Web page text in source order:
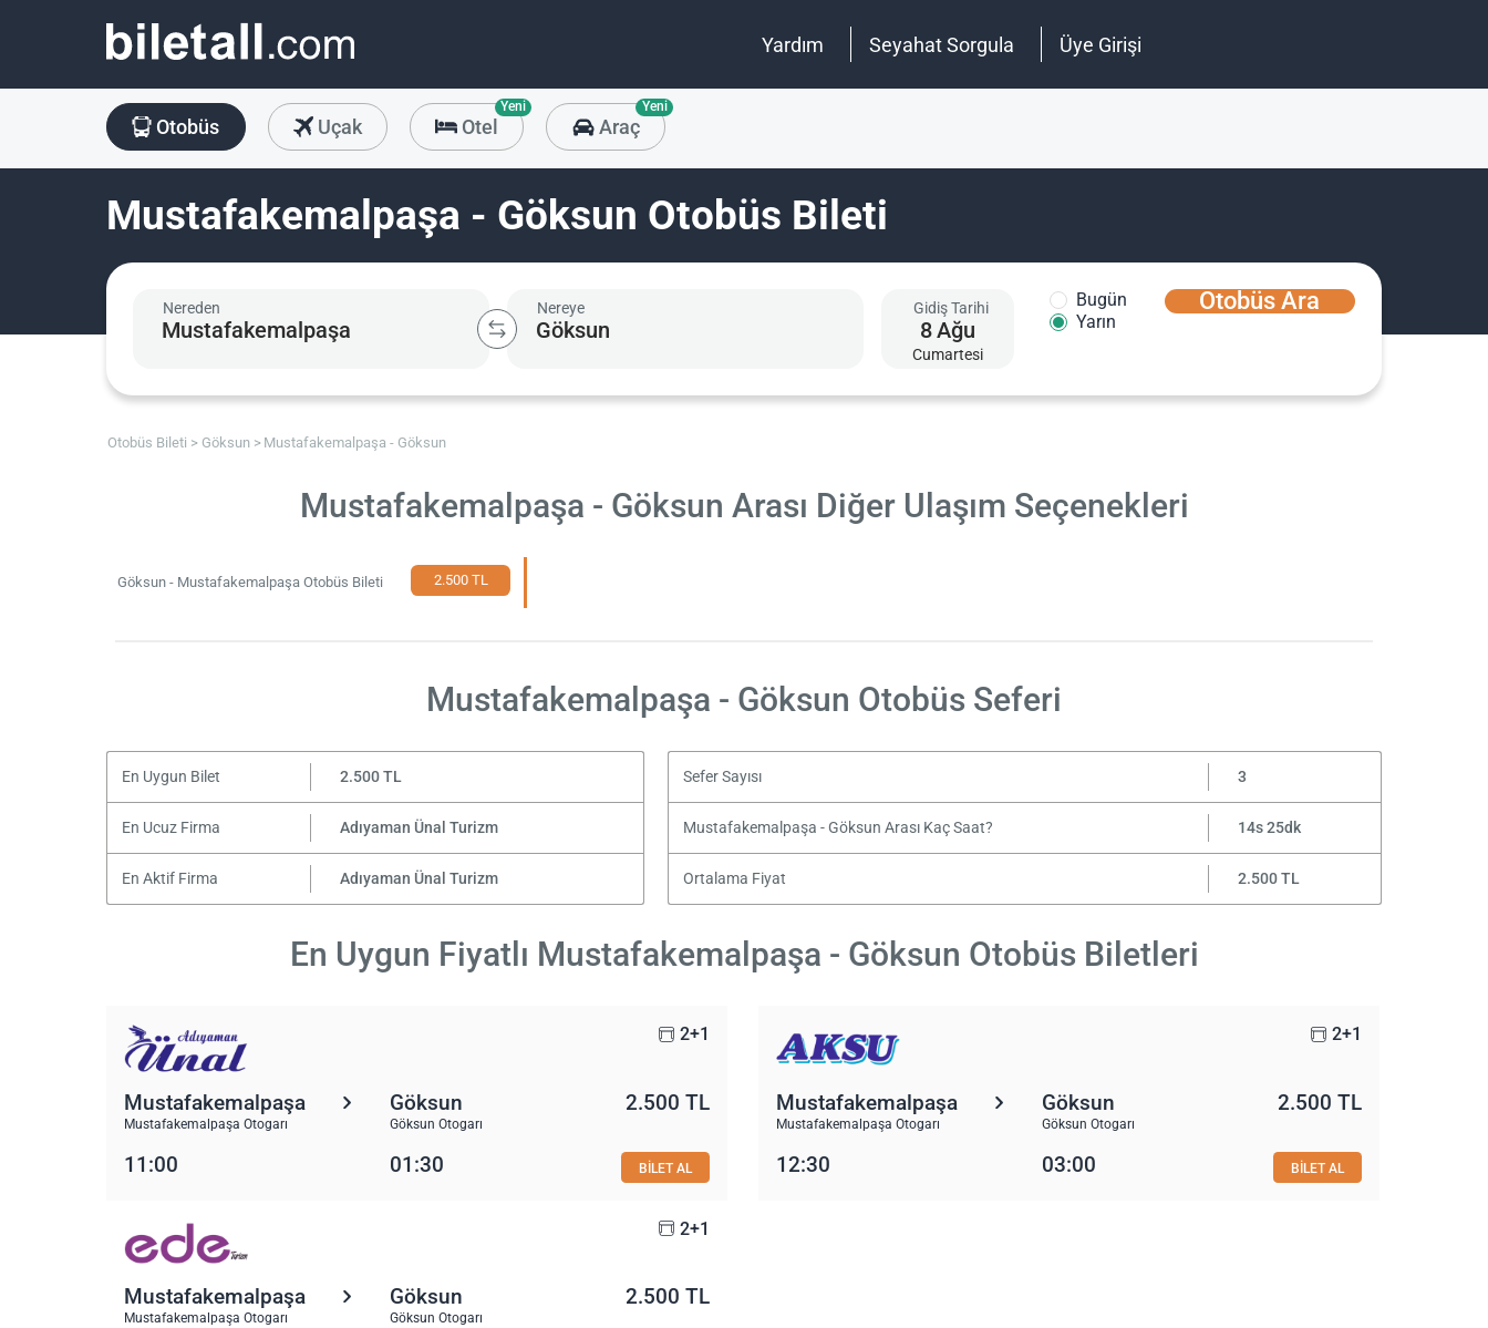
Yardım Seyahat Sorgula Üye Girişi
Otobüs Uçak Otel
Yeni
Araç
Yeni
Mustafakemalpaşa - Göksun Otobüs Bileti
Nereden Nereye Gidiş Tarihi
8Ağu
Cumartesi
Bugün
Yarın
Otobüs Ara
Otobüs Bileti Göksun Mustafakemalpaşa - Göksun
Mustafakemalpaşa - Göksun Arası Diğer Ulaşım Seçenekleri
Göksun - Mustafakemalpaşa Otobüs Bileti 2.500 TL
Mustafakemalpaşa - Göksun Otobüs Seferi
En Uygun Bilet 2.500 TL Sefer Sayısı 3
En Ucuz Firma Adıyaman Ünal Turizm Mustafakemalpaşa - Göksun Arası Kaç Saat? 14s 25dk
En Aktif Firma Adıyaman Ünal Turizm Ortalama Fiyat 2.500 TL
En Uygun Fiyatlı Mustafakemalpaşa - Göksun Otobüs Biletleri
2+1
Mustafakemalpaşa
Mustafakemalpaşa Otogarı
Göksun
Göksun Otogarı
2.500 TL
11:00 01:30 BİLET AL
2+1
Mustafakemalpaşa
Mustafakemalpaşa Otogarı
Göksun
Göksun Otogarı
2.500 TL
12:30 03:00 BİLET AL
2+1
Mustafakemalpaşa
Mustafakemalpaşa Otogarı
Göksun
Göksun Otogarı
2.500 TL